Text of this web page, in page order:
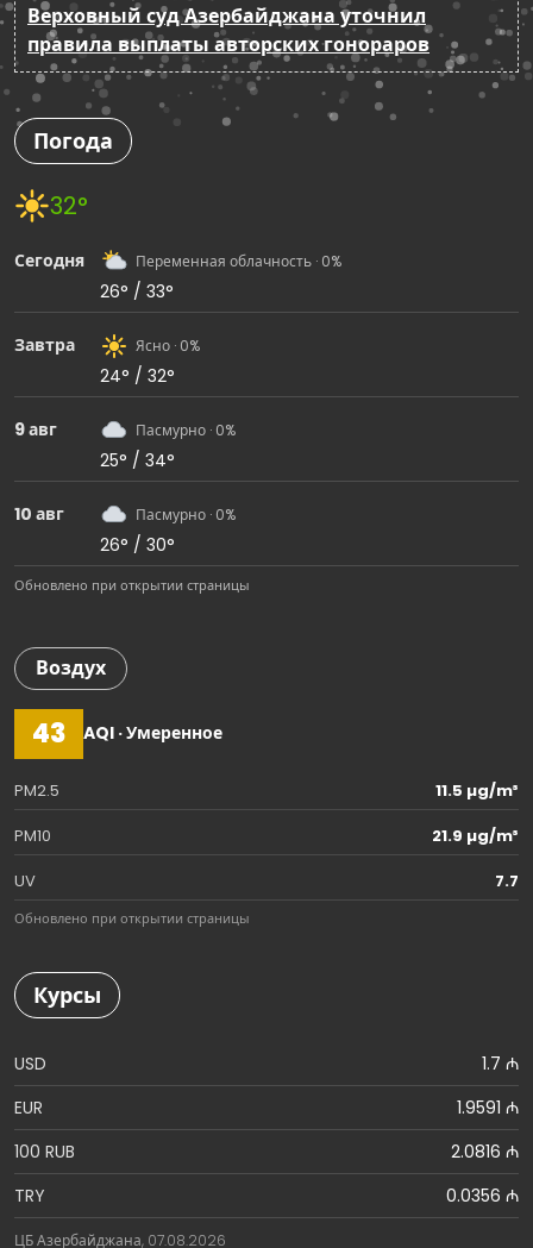
Верховный суд Азербайджана уточнил
правила выплаты авторских гонораров
Погода
32°
Сегодня Переменная облачность · 0%
26° / 33°
Завтра Ясно · 0%
24° / 32°
9 авг Пасмурно · 0%
25° / 34°
10 авг Пасмурно · 0%
26° / 30°
Обновлено при открытии страницы
Воздух
43 AQI · Умеренное
PM2.5
11.5 µg/m³
PM10
21.9 µg/m³
UV
7.7
Обновлено при открытии страницы
Курсы
USD
1.7 ₼
EUR
1.9591 ₼
100 RUB
2.0816 ₼
TRY
0.0356 ₼
ЦБ Азербайджана, 07.08.2026